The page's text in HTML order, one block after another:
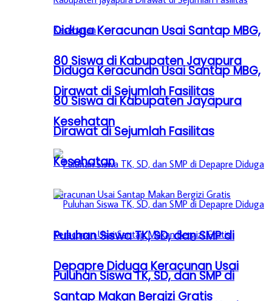
Diduga Keracunan Usai Santap MBG,
80 Siswa di Kabupaten Jayapura
Dirawat di Sejumlah Fasilitas
Kesehatan
Puluhan Siswa TK, SD, dan SMP di
Depapre Diduga Keracunan Usai
Santap Makan Bergizi Gratis
Diduga Keracunan Usai Santap MBG,
80 Siswa di Kabupaten Jayapura
Dirawat di Sejumlah Fasilitas
Kesehatan
Puluhan Siswa TK, SD, dan SMP di